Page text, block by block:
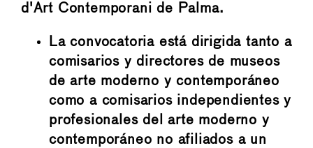
d'Art Contemporani de Palma.
La convocatoria está dirigida tanto a
comisarios y directores de museos
de arte moderno y contemporáneo
como a comisarios independientes y
profesionales del arte moderno y
contemporáneo no afiliados a un